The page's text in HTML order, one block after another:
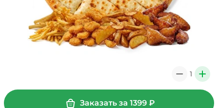
1 +
Заказать за 1399₽